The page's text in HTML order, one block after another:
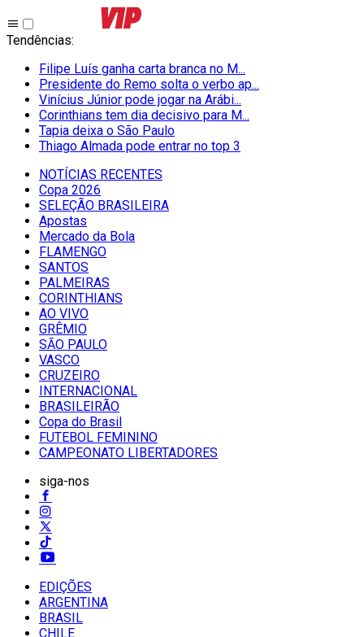
Tendências:
Filipe Luís ganha carta branca no M...
Presidente do Remo solta o verbo ap...
Vinícius Júnior pode jogar na Arábi...
Corinthians tem dia decisivo para M...
Tapia deixa o São Paulo
Thiago Almada pode entrar no top 3
NOTÍCIAS RECENTES
Copa 2026
SELEÇÃO BRASILEIRA
Apostas
Mercado da Bola
FLAMENGO
SANTOS
PALMEIRAS
CORINTHIANS
AO VIVO
GRÊMIO
SĀO PAULO
VASCO
CRUZEIRO
INTERNACIONAL
BRASILEIRÃO
Copa do Brasil
FUTEBOL FEMININO
CAMPEONATO LIBERTADORES
siga-nos
EDIÇÕES
ARGENTINA
BRASIL
CHILE